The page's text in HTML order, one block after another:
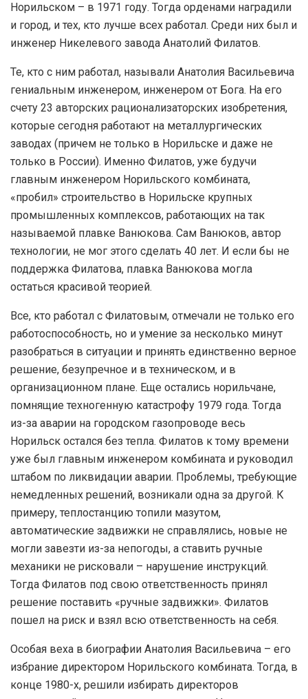
Норильском – в 1971 году. Тогда орденами наградили
и город, и тех, кто лучше всех работал. Среди них был и
инженер Никелевого завода Анатолий Филатов.
Те, кто с ним работал, называли Анатолия Васильевича
гениальным инженером, инженером от Бога. На его
счету 23 авторских рационализаторских изобретения,
которые сегодня работают на металлургических
заводах (причем не только в Норильске и даже не
только в России). Именно Филатов, уже будучи
главным инженером Норильского комбината,
«пробил» строительство в Норильске крупных
промышленных комплексов, работающих на так
называемой плавке Ванюкова. Сам Ванюков, автор
технологии, не мог этого сделать 40 лет. И если бы не
поддержка Филатова, плавка Ванюкова могла
остаться красивой теорией.
Все, кто работал с Филатовым, отмечали не только его
работоспособность, но и умение за несколько минут
разобраться в ситуации и принять единственно верное
решение, безупречное и в техническом, и в
организационном плане. Еще остались норильчане,
помнящие техногенную катастрофу 1979 года. Тогда
из-за аварии на городском газопроводе весь
Норильск остался без тепла. Филатов к тому времени
уже был главным инженером комбината и руководил
штабом по ликвидации аварии. Проблемы, требующие
немедленных решений, возникали одна за другой. К
примеру, теплостанцию топили мазутом,
автоматические задвижки не справлялись, новые не
могли завезти из-за непогоды, а ставить ручные
механики не рисковали – нарушение инструкций.
Тогда Филатов под свою ответственность принял
решение поставить «ручные задвижки». Филатов
пошел на риск и взял всю ответственность на себя.
Особая веха в биографии Анатолия Васильевича – его
избрание директором Норильского комбината. Тогда, в
конце 1980-х, решили избирать директоров